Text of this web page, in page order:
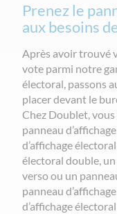
Prenez le
aux besoins
Après avoir trouvé
vote parmi notre
électoral, passons
placer devant le
Chez Doublet,
panneau
d’affichage
électoral double,
verso ou un
panneau
d’affichage